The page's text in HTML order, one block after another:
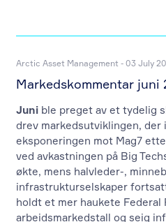
Arctic Asset Management - 03 July
Markedskommentar juni
Juni ble preget av et tydelig
drev markedsutviklingen,
eksponeringen mot Mag7
ved avkastningen på Big
økte, mens halvleder-,
infrastrukturselskaper
holdt et mer haukete Federal
arbeidsmarkedstall og seig